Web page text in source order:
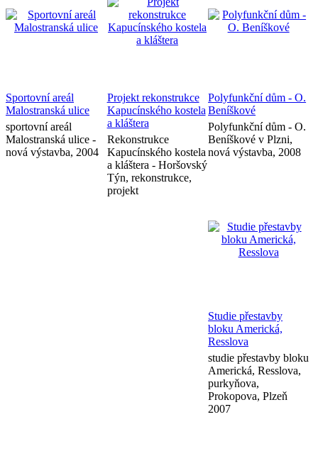
Sportovní areál
Malostranská ulice
sportovní areál
Malostranská ulice -
nová výstavba, 2004
Projekt rekonstrukce
Kapucínského kostela
a kláštera
Rekonstrukce
Kapucínského kostela
a kláštera - Horšovský
Týn, rekonstrukce,
projekt
Polyfunkční dům - O.
Beníškové
Polyfunkční dům - O.
Beníškové v Plzni,
nová výstavba, 2008
Studie přestavby
bloku Americká,
Resslova
studie přestavby bloku
Americká, Resslova,
purkyňova,
Prokopova, Plzeň
2007